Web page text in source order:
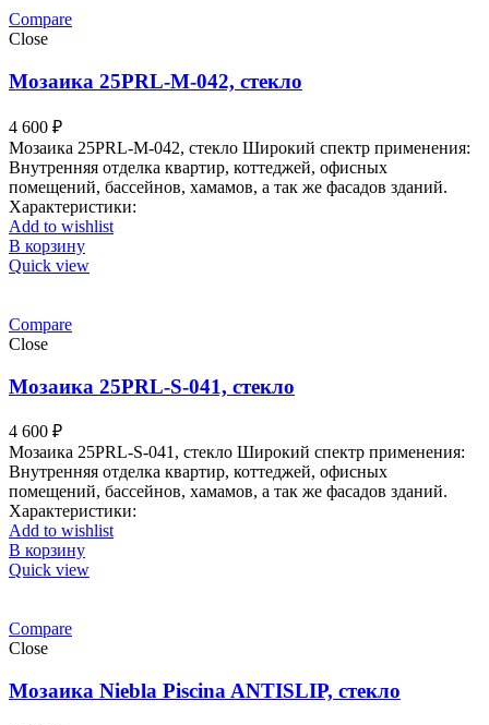
Compare
Close
Мозаика 25PRL-M-042, стекло
4 600 ₽
Мозаика 25PRL-M-042, стекло Широкий спектр применения:
Внутренняя отделка квартир, коттеджей, офисных
помещений, бассейнов, хамамов, а так же фасадов зданий.
Характеристики:
Add to wishlist
В корзину
Quick view
Compare
Close
Мозаика 25PRL-S-041, стекло
4 600 ₽
Мозаика 25PRL-S-041, стекло Широкий спектр применения:
Внутренняя отделка квартир, коттеджей, офисных
помещений, бассейнов, хамамов, а так же фасадов зданий.
Характеристики:
Add to wishlist
В корзину
Quick view
Compare
Close
Мозаика Niebla Piscina ANTISLIP, стекло